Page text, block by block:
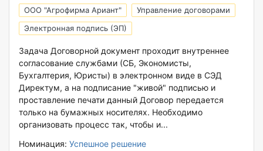
ООО "Агрофирма Ариант"
Управление договорами
Электронная подпись (ЭП)
Задача Договорной документ проходит внутреннее
согласование службами (СБ, Экономисты,
Бухгалтерия, Юристы) в электронном виде в СЭД
Директум, а на подписание "живой" подписью и
проставление печати данный Договор передается
только на бумажных носителях. Необходимо
организовать процесс так, чтобы и...
Номинация: Успешное решение